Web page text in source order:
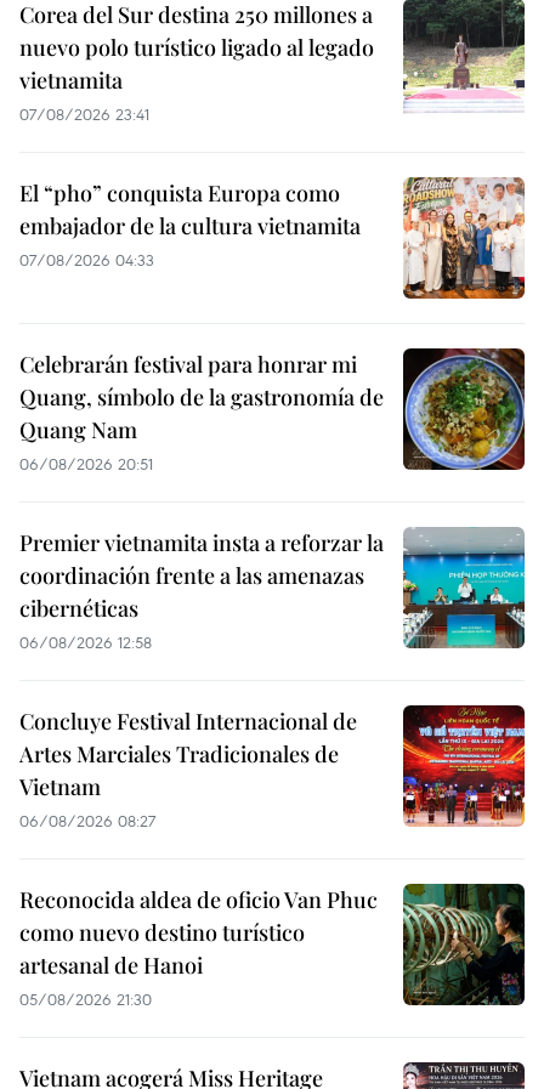
Corea del Sur destina 250 millones a
nuevo polo turístico ligado al legado
vietnamita
07/08/2026 23:41
El “pho” conquista Europa como
embajador de la cultura vietnamita
07/08/2026 04:33
Celebrarán festival para honrar mi
Quang, símbolo de la gastronomía de
Quang Nam
06/08/2026 20:51
Premier vietnamita insta a reforzar la
coordinación frente a las amenazas
cibernéticas
06/08/2026 12:58
Concluye Festival Internacional de
Artes Marciales Tradicionales de
Vietnam
06/08/2026 08:27
Reconocida aldea de oficio Van Phuc
como nuevo destino turístico
artesanal de Hanoi
05/08/2026 21:30
Vietnam acogerá Miss Heritage